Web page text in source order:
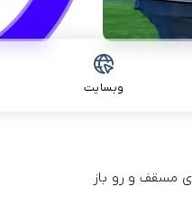
وبسایت
مسقف و رو باز